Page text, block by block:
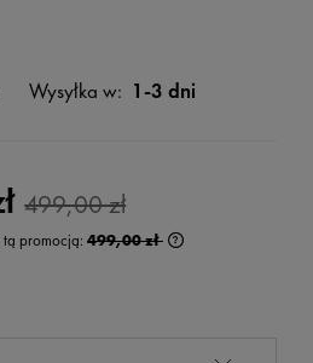
Wysyłka w: 1-3 dni
499,00 zł
promocją: 499,00 zł